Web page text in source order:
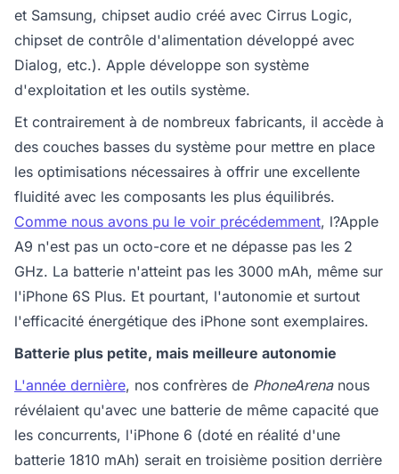
et Samsung, chipset audio créé avec Cirrus Logic,
chipset de contrôle d'alimentation développé avec
Dialog, etc.). Apple développe son système
d'exploitation et les outils système.
Et contrairement à de nombreux fabricants, il accède à
des couches basses du système pour mettre en place
les optimisations nécessaires à offrir une excellente
fluidité avec les composants les plus équilibrés.
Comme nous avons pu le voir précédemment, l?Apple
A9 n'est pas un octo-core et ne dépasse pas les 2
GHz. La batterie n'atteint pas les 3000 mAh, même sur
l'iPhone 6S Plus. Et pourtant, l'autonomie et surtout
l'efficacité énergétique des iPhone sont exemplaires.
Batterie plus petite, mais meilleure autonomie
L'année dernière, nos confrères de PhoneArenanous
révélaient qu'avec une batterie de même capacité que
les concurrents, l'iPhone 6 (doté en réalité d'une
batterie 1810 mAh) serait en troisième position derrière